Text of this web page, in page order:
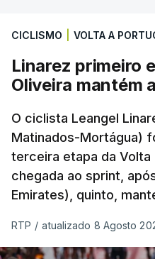
CICLISMO VOLTA A
Linarez primeiro
Oliveira mantém
O ciclista Leangel
Matinados-Mortágua)
terceira etapa da Volta
chegada ao sprint,
Emirates), quinto,
RTP / atualizado 8 Agosto